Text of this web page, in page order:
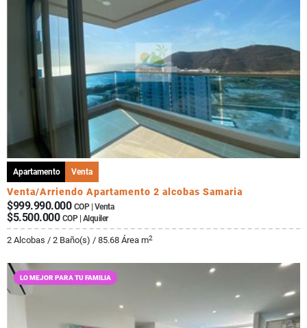
Apartamento Venta
Venta/Arriendo Apartamento 2 alcobas Samaria
$999.990.000 COP | Venta
$5.500.000 COP | Alquiler
2 Alcobas / 2 Baño(s) / 85.68 Área m2
LO MEJOR PARA TU FAMILIA